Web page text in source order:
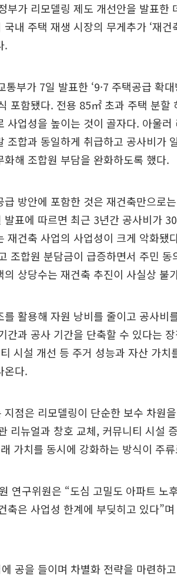
부가 리모델링 제도 개선안을 발표한
내 주택 재생 시장의 무게추가 ‘재건
.
부가 7일 발표한 ‘9·7 주택공급 확
포함됐다. 전용 85㎡ 초과 주택 분할
사업성을 높이는 것이 골자다. 아울
조합과 동일하게 취급하고 공사비가
해 조합원 부담을 완화하도록 했다.
방안에 포함한 것은 재건축만으로
발표에 따르면 최근 3년간 공사비가
재건축 사업의 사업성이 크게 악화됐
조합원 분담금이 급증하면서 주민
상당수는 재건축 추진이 사실상 불
활용해 자원 낭비를 줄이고 공사비
간과 공사 기간을 단축할 수 있다는
시설 개선 등 주거 성능과 자산 가치
온다.
점은 리모델링이 단순한 보수 차원
리뉴얼과 창호 교체, 커뮤니티 시설
가치를 동시에 강화하는 방식이 주
연구위원은 “도심 고밀도 아파트 노
축은 사업성 한계에 부딪히고 있다”
공을 들이며 차별화 전략을 마련하